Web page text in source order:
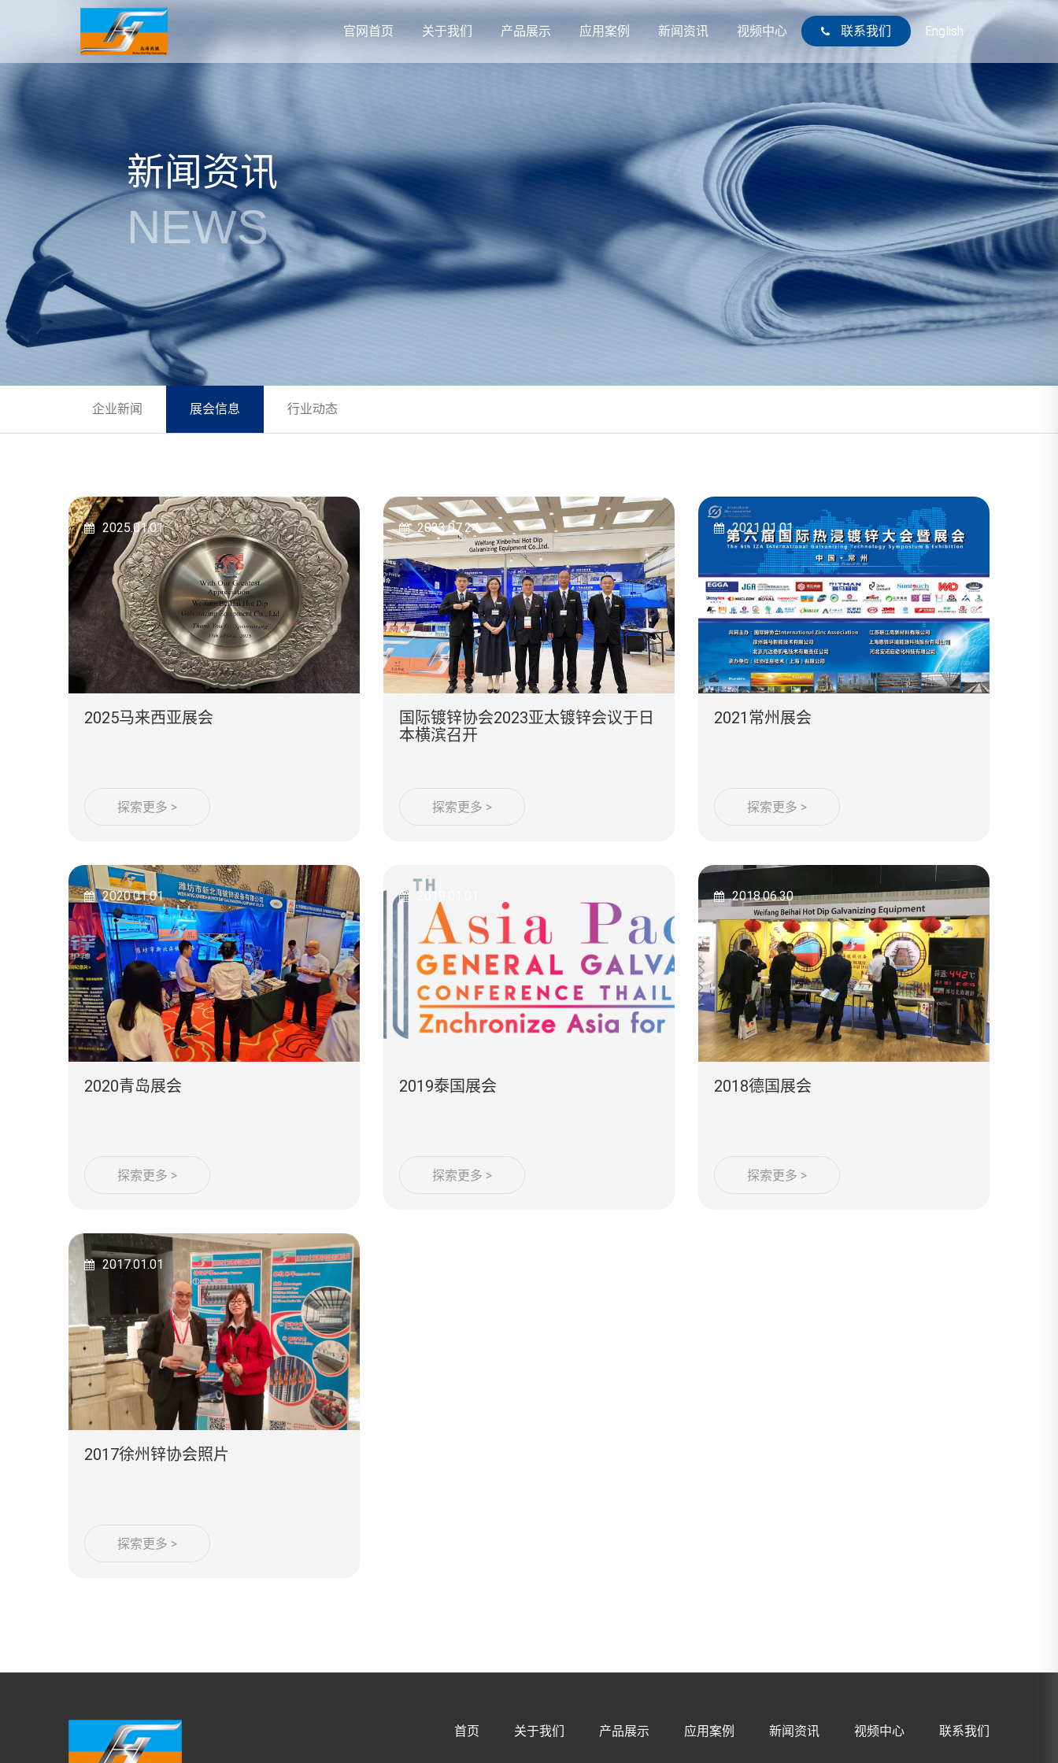
官网首页 关于我们 产品展示 应用案例 新闻资讯 视频中心 联系我们 English
新闻资讯
NEWS
企业新闻 展会信息 行业动态
2025.01.01
2025马来西亚展会
探索更多 >
2023.07.24
国际镀锌协会2023亚太镀锌会议于日
本横滨召开
探索更多 >
2021.01.01
2021常州展会
探索更多 >
2020.01.01
2020青岛展会
探索更多 >
2019.01.01
2019泰国展会
探索更多 >
2018.06.30
2018德国展会
探索更多 >
2017.01.01
2017徐州锌协会照片
探索更多 >
首页 关于我们 产品展示 应用案例 新闻资讯 视频中心 联系我们